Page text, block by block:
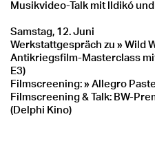
Musikvideo-Talk mit lldikó und
Samstag, 12. Juni
Werkstattgespräch zu » Wild
Antikriegsfilm-Masterclass
E3)
Filmscreening: » Allegro
Filmscreening & Talk: BW-
(Delphi Kino)